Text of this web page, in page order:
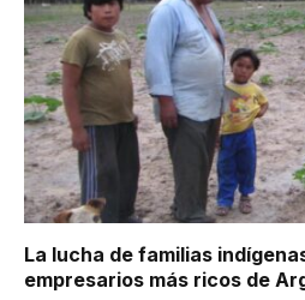
La lucha de familias
empresarios más ricos de